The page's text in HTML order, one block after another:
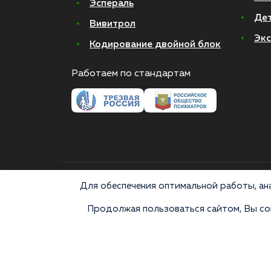
Эспераль
Вивитрол
Кодирование двойной блок
Работаем по стандартам
© 2026 Все права защищены
Медицинские услуги оказываются ООО "М-
аналогов карается в соответствии с законом
консультацию врача. Постановка диагноза и
информационными и не относятся к медицинским
Для обеспечения оптимальной работы,
Продолжая пользоваться сайтом, Вы